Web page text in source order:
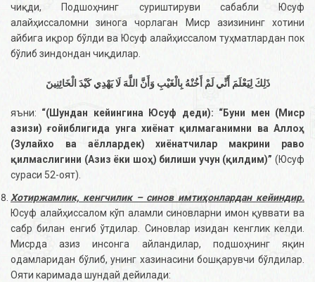
чиқди, Подшоҳнинг суриштируви сабабли Юсуф
алайҳиссаломни зинога чорлаган Миср азизининг хотини
айбига иқрор бўлди ва Юсуф алайҳиссалом туҳматлардан пок
бўлиб зиндондан чиқдилар.
ذَلِكَ لِيَعْلَمَ أَنِّي لَمْ أَخُنْهُ بِالْغَيْبِ وَأَنَّ اللَّهَ لَا يَهْدِي كَيْدَ الْخَائِنِينَ
яъни: “(Шундан кейингина Юсуф деди): “Буни мен (Миср
азизи) ғойиблигида унга хиёнат қилмаганимни ва Аллоҳ
(Зулайхо ва аёллардек) хиёнатчилар макрини раво
қилмаслигини (Азиз ёки шоҳ) билиши учун (қилдим)” (Юсуф
сураси 52-оят).
Хотиржамлик, кенгчилик – синов имтиҳонлардан кейиндир.
Юсуф алайҳиссалом кўп аламли синовларни имон қуввати ва
сабр билан енгиб ўтдилар. Синовлар изидан кенглик келди.
Мисрда азиз инсонга айландилар, подшоҳнинг яқин
одамларидан бўлиб, унинг хазинасини бошқарувчи бўлдилар.
Ояти каримада шундай дейилади: